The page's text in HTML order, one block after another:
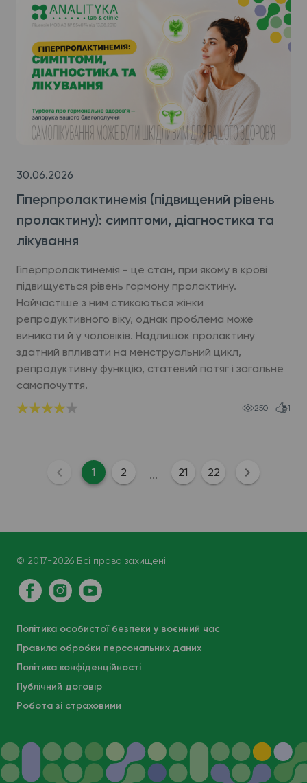
30.06.2026
Гіперпролактинемія (підвищений рівень
пролактину): симптоми, діагностика та
лікування
Гіперпролактинемія - це стан, при якому в крові
підвищується рівень гормону пролактину.
Найчастіше з ним стикаються жінки
репродуктивного віку, однак проблема може
виникати й у чоловіків. Надлишок пролактину
здатний впливати на менструальний цикл,
репродуктивну функцію, статевий потяг і загальне
самопочуття.
250 1
1 2 ... 21 22
© 2017-2026 Всі права захищені
Політика особистої безпеки у воєнний час
Правила обробки персональних даних
Політика конфіденційності
Публічний договір
Робота зі страховими